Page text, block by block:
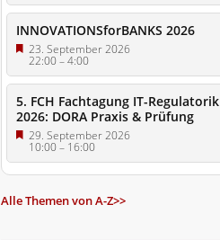
INNOVATIONSforBANKS 2026
23. September 2026
22:00–4:00
5. FCH Fachtagung IT-Regulatorik
2026: DORA Praxis & Prüfung
29. September 2026
10:00– 16:00
Alle Themen von A-Z>>